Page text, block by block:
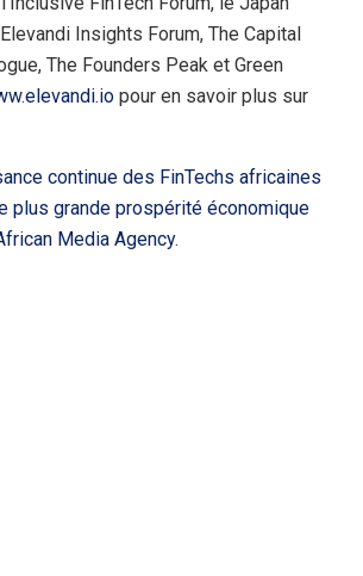
Insights Forum, The Capital
The Founders Peak et Green
pour en savoir plus sur
continue des FinTechs africaines
plus grande prospérité économique
Media Agency.